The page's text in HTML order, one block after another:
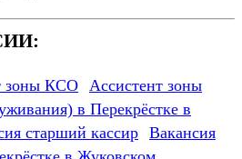
Ассистент зоны
в Перекрёстке в
Вакансия